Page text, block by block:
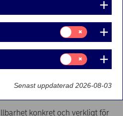
10 08:00
följa sitt personliga
visar
dagliga konsumtionen, när
hållbara val i vardagen och
konkret och verkligt för
Samtycke
för:
Statistik
Samtycke
för:
Marknadsföring
Senast uppdaterad 2026-08-03